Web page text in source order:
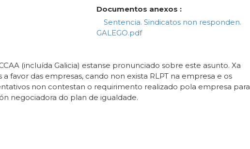
Documentos anexos :
Sentencia. Sindicatos non responden.
GALEGO.pdf
(incluída Galicia) estanse pronunciado sobre este asunto. Xa
a favor das empresas, cando non exista RLPT na empresa e os
non contestan o requirimento realizado pola empresa para
negociadora do plan de igualdade.